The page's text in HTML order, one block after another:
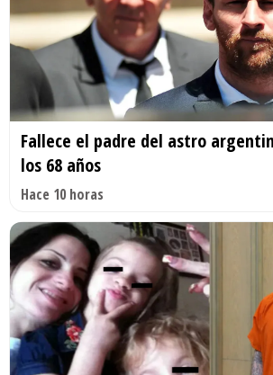
Fallece el padre del astro
los 68 años
Hace 10 horas